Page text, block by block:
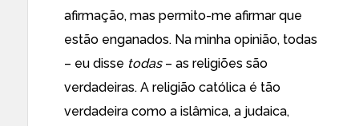
afirmação, mas permito-me afirmar que
estão enganados. Na minha opinião, todas
– eu disse todas– as religiões são
verdadeiras. A religião católica é tão
verdadeira como a islâmica, a judaica,